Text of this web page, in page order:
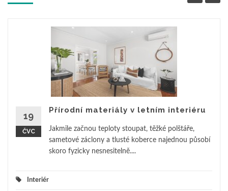
19
ČVC
Přírodní materiály v letním interiéru
Jakmile začnou teploty stoupat, těžké polštáře,
sametové záclony a tlusté koberce najednou působí
skoro fyzicky nesnesitelně....
Interiér